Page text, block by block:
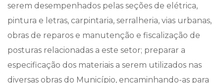
serem desempenhados pelas seções de elétrica,
pintura e letras, carpintaria, serralheria, vias urbanas,
obras de reparos e manutenção e fiscalização de
posturas relacionadas a este setor; preparar a
especificação dos materiais a serem utilizados nas
diversas obras do Município, encaminhando-as para